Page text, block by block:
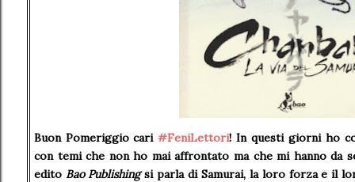
Buon Pomeriggio cari #FeniLettori! In questi giorni ho
con temi che non ho mai affrontato ma che mi hanno da
edito Bao Publishingsi parla di Samurai, la loro forza e il